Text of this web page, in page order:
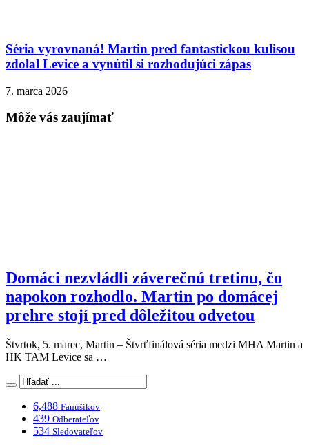
Séria vyrovnaná! Martin pred fantastickou kulisou
zdolal Levice a vynútil si rozhodujúci zápas
7. marca 2026
Môže vás zaujímať
Domáci nezvládli záverečnú tretinu, čo
napokon rozhodlo. Martin po domácej
prehre stojí pred dôležitou odvetou
Štvrtok, 5. marec, Martin – Štvrťfinálová séria medzi MHA Martin a
HK TAM Levice sa …
6,488 Fanúšikov
439 Odberateľov
534 Sledovateľov